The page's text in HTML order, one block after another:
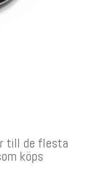
till de flesta
köps